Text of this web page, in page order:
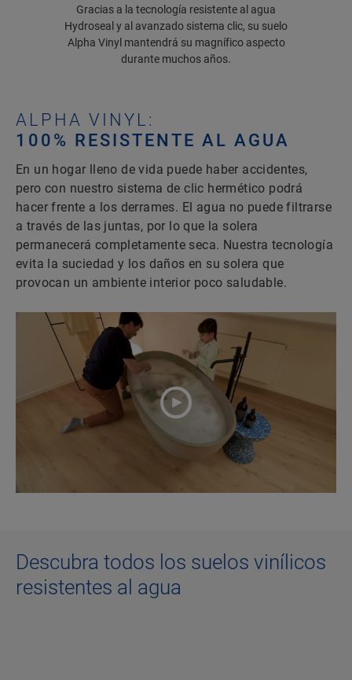
Gracias a la tecnología resistente al agua
Hydroseal y al avanzado sistema clic, su suelo
Alpha Vinyl mantendrá su magnífico aspecto
durante muchos años.
ALPHA VINYL:
100% RESISTENTE AL AGUA
En un hogar lleno de vida puede haber accidentes,
pero con nuestro sistema de clic hermético podrá
hacer frente a los derrames. El agua no puede filtrarse
a través de las juntas, por lo que la solera
permanecerá completamente seca. Nuestra tecnología
evita la suciedad y los daños en su solera que
provocan un ambiente interior poco saludable.
Descubra todos los suelos vinílicos
resistentes al agua